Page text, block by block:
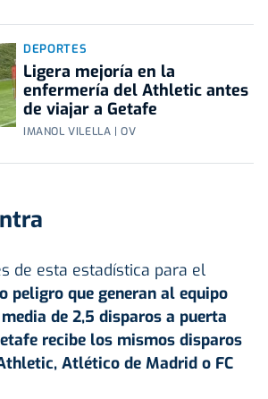
DEPORTES
Ligera mejoría en la
enfermería del Athletic antes
de viajar a Getafe
IMANOL VILELLA | OV
de esta estadística para el
peligro que generan al equipo
de 2,5 disparos a puerta
recibe los mismos disparos
Atlético de Madrid o FC